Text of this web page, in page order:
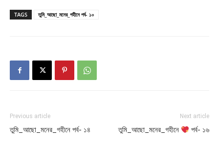
TAGS তুমি_আছো_মনের_গহীনে পর্ব- ১০
Previous article
তুমি_আছো_মনের_গহীনে পর্ব- ১৪
Next article
তুমি_আছো_মনের_গহীনে পর্ব- ১৬